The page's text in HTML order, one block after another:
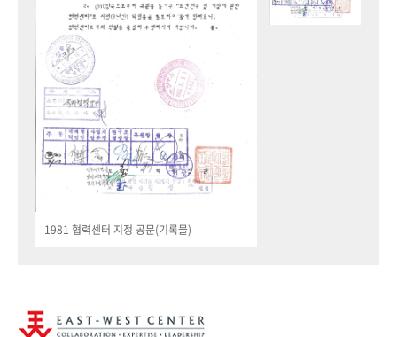
1981 협력센터 지정 공문(기록물)